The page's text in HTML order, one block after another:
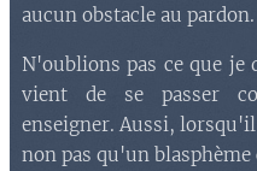
aucun obstacle au pardon.
N'oublions pas ce que je
vient de se passer
enseigner. Aussi,
non pas qu'un